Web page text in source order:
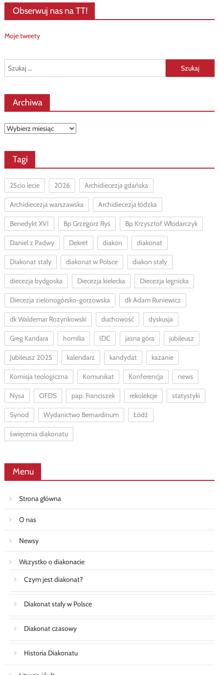
Obserwuj nas na TT!
Moje tweety
Szukaj:
Archiwa
Archiwa
Tagi
25cio lecie 2026 Archidiecezja gdańska
Archidiecezja warszawska Archidiecezja łódzka
Benedykt XVI Bp Grzegorz Ryś Bp Krzysztof Włodarczyk
Daniel z Padwy Dekret diakon diakonat
Diakonat stały diakonat w Polsce diakon stały
diecezja bydgoska Diecezja kielecka Diecezja legnicka
Diecezja zielonogórsko-gorzowska dk Adam Runiewicz
dk Waldemar Rozynkowski duchowość dyskusja
Greg Kandara homilia IDC jasna góra jubileusz
Jubileusz 2025 kalendarz kandydat kazanie
Komisja teologiczna Komunikat Konferencja news
Nysa OFDS pap. Franciszek rekolekcje statystyki
Synod Wydanictwo Bernardinum Łódź
święcenia diakonatu
Menu
Strona główna
O nas
Newsy
Wszystko o diakonacie
Czym jest diakonat?
Diakonat stały w Polsce
Diakonat czasowy
Historia Diakonatu